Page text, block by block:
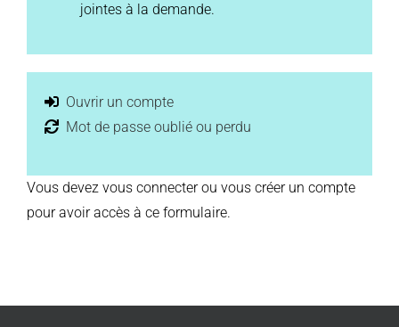
jointes à la demande.
Ouvrir un compte
Mot de passe oublié ou perdu
Vous devez vous connecter ou vous créer un compte
pour avoir accès à ce formulaire.